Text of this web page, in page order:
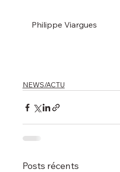
NEWS/ACTU
Posts récents